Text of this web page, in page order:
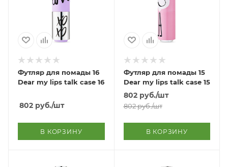
Футляр для помады 16
Dear my lips talk case 16
802 руб./шт
В КОРЗИНУ
Футляр для помады 15
Dear my lips talk case 15
802руб./шт
802руб./шт
В КОРЗИНУ